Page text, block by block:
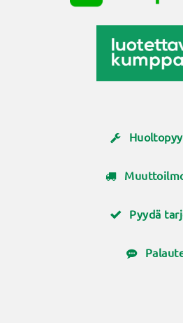
Pyydä